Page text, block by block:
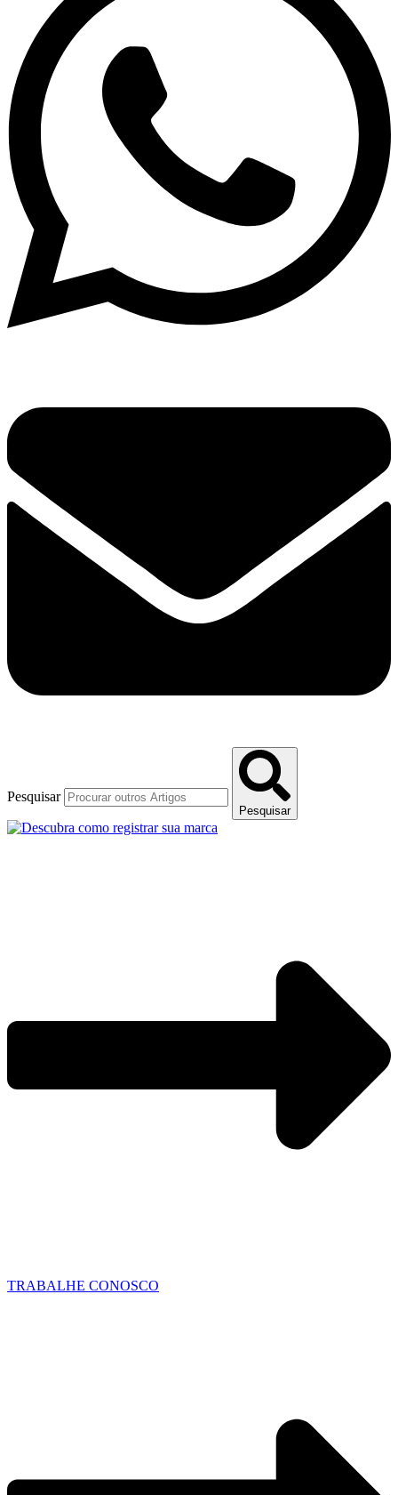
Pesquisar
Pesquisar
TRABALHE CONOSCO